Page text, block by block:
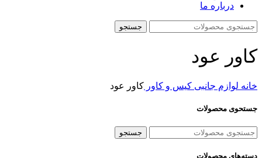
درباره ما
جستجو
کاور عود
خانه لوازم جانبی کیس و کاور کاور عود
جستحوی محصولات
جستجو
دسته‌های محصولات